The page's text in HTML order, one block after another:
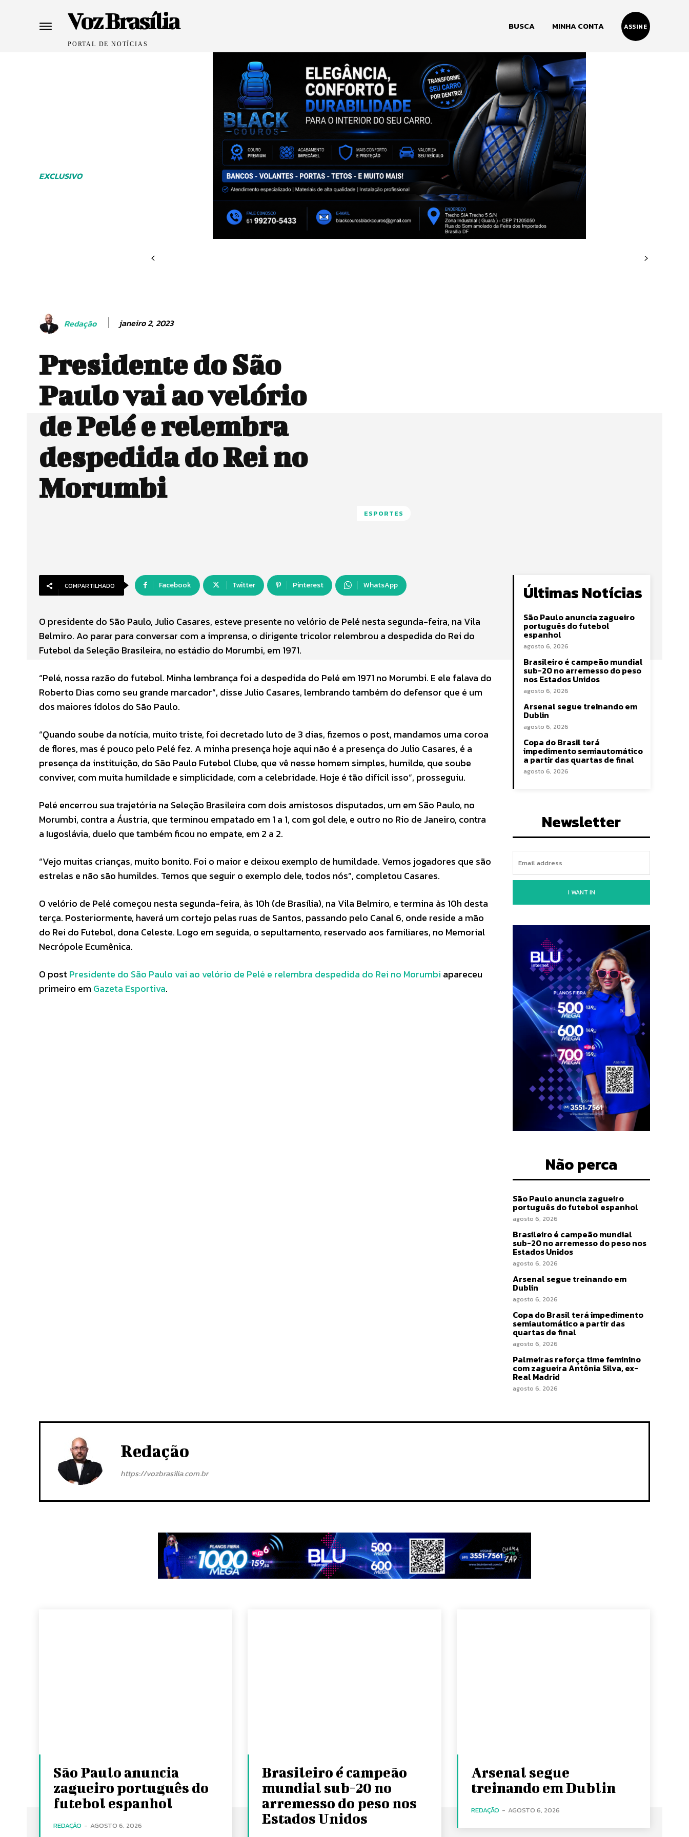
Voz Brasília
PORTAL DE NOTÍCIAS
BUSCA MINHA CONTA ASSINE
EXCLUSIVO
Redação janeiro 2, 2023
Presidente do São
Paulo vai ao velório
de Pelé e relembra
despedida do Rei no
Morumbi
ESPORTES
COMPARTILHADO Facebook Twitter Pinterest WhatsApp
O presidente do São Paulo, Julio Casares, esteve presente no velório de Pelé nesta segunda-feira, na Vila
Belmiro. Ao parar para conversar com a imprensa, o dirigente tricolor relembrou a despedida do Rei do
Futebol da Seleção Brasileira, no estádio do Morumbi, em 1971.
“Pelé, nossa razão do futebol. Minha lembrança foi a despedida do Pelé em 1971 no Morumbi. E ele falava do
Roberto Dias como seu grande marcador”, disse Julio Casares, lembrando também do defensor que é um
dos maiores ídolos do São Paulo.
“Quando soube da notícia, muito triste, foi decretado luto de 3 dias, fizemos o post, mandamos uma coroa
de flores, mas é pouco pelo Pelé fez. A minha presença hoje aqui não é a presença do Julio Casares, é a
presença da instituição, do São Paulo Futebol Clube, que vê nesse homem simples, humilde, que soube
conviver, com muita humildade e simplicidade, com a celebridade. Hoje é tão difícil isso”, prosseguiu.
Pelé encerrou sua trajetória na Seleção Brasileira com dois amistosos disputados, um em São Paulo, no
Morumbi, contra a Áustria, que terminou empatado em 1 a 1, com gol dele, e outro no Rio de Janeiro, contra
a Iugoslávia, duelo que também ficou no empate, em 2 a 2.
“Vejo muitas crianças, muito bonito. Foi o maior e deixou exemplo de humildade. Vemos jogadores que são
estrelas e não são humildes. Temos que seguir o exemplo dele, todos nós”, completou Casares.
O velório de Pelé começou nesta segunda-feira, às 10h (de Brasília), na Vila Belmiro, e termina às 10h desta
terça. Posteriormente, haverá um cortejo pelas ruas de Santos, passando pelo Canal 6, onde reside a mão
do Rei do Futebol, dona Celeste. Logo em seguida, o sepultamento, reservado aos familiares, no Memorial
Necrópole Ecumênica.
O postPresidente do São Paulo vai ao velório de Pelé e relembra despedida do Rei no Morumbi apareceu
primeiro em Gazeta Esportiva.
Últimas Notícias
São Paulo anuncia zagueiro
português do futebol
espanhol
agosto 6, 2026
Brasileiro é campeão mundial
sub-20 no arremesso do peso
nos Estados Unidos
agosto 6, 2026
Arsenal segue treinando em
Dublin
agosto 6, 2026
Copa do Brasil terá
impedimento semiautomático
a partir das quartas de final
agosto 6, 2026
Newsletter
I WANT IN
Não perca
São Paulo anuncia zagueiro
português do futebol espanhol
agosto 6, 2026
Brasileiro é campeão mundial
sub-20 no arremesso do peso nos
Estados Unidos
agosto 6, 2026
Arsenal segue treinando em
Dublin
agosto 6, 2026
Copa do Brasil terá impedimento
semiautomático a partir das
quartas de final
agosto 6, 2026
Palmeiras reforça time feminino
com zagueira Antônia Silva, ex-
Real Madrid
agosto 6, 2026
Redação
https://vozbrasilia.com.br
São Paulo anuncia
zagueiro português do
futebol espanhol
REDAÇÃO - AGOSTO 6, 2026
Brasileiro é campeão
mundial sub-20 no
arremesso do peso nos
Estados Unidos
Arsenal segue
treinando em Dublin
REDAÇÃO - AGOSTO 6, 2026